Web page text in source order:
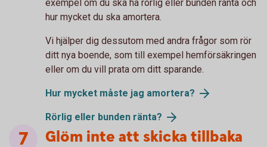
exempel om du ska ha rörlig eller bunden ränta och
hur mycket du ska amortera.
Vi hjälper dig dessutom med andra frågor som rör
ditt nya boende, som till exempel hemförsäkringen
eller om du vill prata om ditt sparande.
Hur mycket måste jag amortera?
Rörlig eller bunden ränta?
Glöm inte att skicka tillbaka